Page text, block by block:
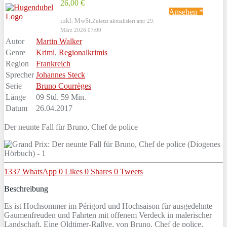
26,00 €
inkl. MwSt. Zuletzt aktualisiert am: 29.
März 2026 07:09
Ansehen *
Autor
Martin Walker
Genre
Krimi, Regionalkrimis
Region
Frankreich
Sprecher Johannes Steck
Serie
Bruno Courrèges
Länge
09 Std. 59 Min.
Datum
26.04.2017
Der neunte Fall für Bruno, Chef de police
1337 WhatsApp 0 Likes 0 Shares 0 Tweets
Beschreibung
Es ist Hochsommer im Périgord und Hochsaison für ausgedehnte
Gaumenfreuden und Fahrten mit offenem Verdeck in malerischer
Landschaft. Eine Oldtimer-Rallye, von Bruno, Chef de police,